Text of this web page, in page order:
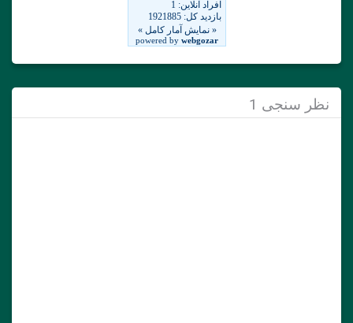
نظر سنجی 1